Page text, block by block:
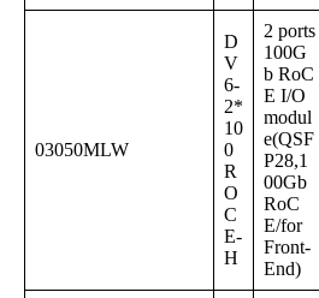
03050MLW
D
V
6-
2*
10
0
R
O
C
E-
H
2 ports
100G
b RoC
E I/O
modul
e(QSF
P28,1
00Gb
RoC
E/for
Front-
End)